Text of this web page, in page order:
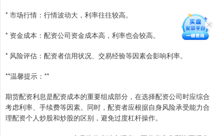
* 市场行情：行情波动大，利率往往较高。
* 资金成本：配资公司资金成本高，利率也会较高。
* 风险评估：配资者信用状况、交易经验等因素会影响利率。
**温馨提示：**
期货配资利息是配资成本的重要组成部分，在选择配资公司时应综合
考虑利率、手续费等因素。同时，配资者应根据自身风险承受能力合
理配资个人炒股和炒股的区别，避免过度杠杆操作。